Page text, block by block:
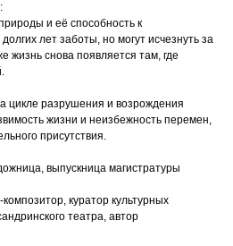
:
и её способность к
лет заботы, но могут исчезнуть за
жизнь снова появляется там, где
цикле разрушения и возрождения
жизни и неизбежность перемен,
присутствия.
выпускница магистратуры
куратор культурных
театра, автор